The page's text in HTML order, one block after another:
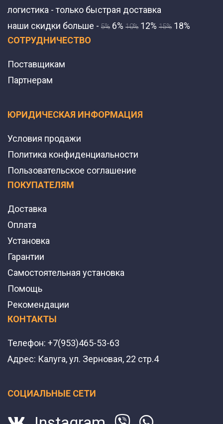
логистика - только быстрая доставка
наши скидки больше - 5% 6% 10% 12% 15% 18%
СОТРУДНИЧЕСТВО
Поставщикам
Партнерам
ЮРИДИЧЕСКАЯ ИНФОРМАЦИЯ
Условия продажи
Политика конфиденциальности
Пользовательское соглашение
ПОКУПАТЕЛЯМ
Доставка
Оплата
Установка
Гарантии
Самостоятельная установка
Помощь
Рекомендации
КОНТАКТЫ
Телефон: +7(953)465-53-63
Адрес: Калуга, ул. Зерновая, 22 стр.4
СОЦИАЛЬНЫЕ СЕТИ